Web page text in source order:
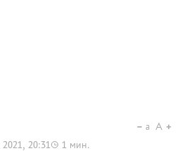
2021, 20:31 1 мин.
a A